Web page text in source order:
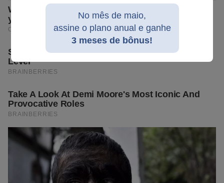
No mês de maio,
assine o plano anual e ganhe
3 meses de bônus!